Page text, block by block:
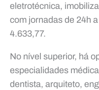
eletrotécnica,
com jornadas de 24h
4.633,77.
No nível superior, há
especialidades
dentista, arquiteto,